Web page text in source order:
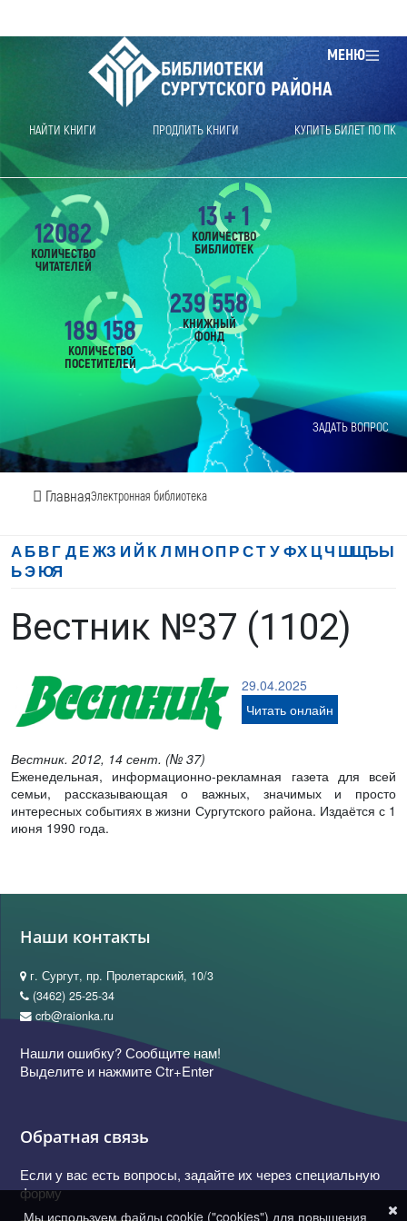
МЕНЮ
БИБЛИОТЕКИ
СУРГУТСКОГО РАЙОНА
НАЙТИ КНИГИ ПРОДЛИТЬ КНИГИ КУПИТЬ БИЛЕТ ПО ПК
ЗАДАТЬ ВОПРОС
ГлавнаяЭлектронная библиотека
12082
КОЛИЧЕСТВО
ЧИТАТЕЛЕЙ
189 158
КОЛИЧЕСТВО
ПОСЕТИТЕЛЕЙ
239 558
КНИЖНЫЙ
ФОНД
13 + 1
КОЛИЧЕСТВО
БИБЛИОТЕК
АБВГ ДЕЖЗ И Й К Л МНОП РСТ УФХ ЦЧ ШЩЪЫ
ЬЭЮЯ
Вестник №37 (1102)
29.04.2025
Читать онлайн
Вестник. 2012, 14 сент. (№ 37)
Еженедельная, информационно-рекламная газета для всей
семьи, рассказывающая о важных, значимых и просто
интересных событиях в жизни Сургутского района. Издаётся с 1
июня 1990 года.
Наши контакты
г. Сургут, пр. Пролетарский, 10/3
(3462) 25-25-34
crb@raionka.ru
Нашли ошибку? Сообщите нам!
Выделите и нажмите Ctr+Enter
Обратная связь
Если у вас есть вопросы, задайте их через специальную
форму
Мы используем файлы cookie ("cookies") для повышения